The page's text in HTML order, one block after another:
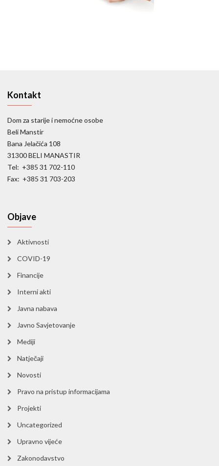
Kontakt
Dom za starije i nemoćne osobe
Beli Manstir
Bana Jelačića 108
31300 BELI MANASTIR
Tel: +385 31 702-110
Fax: +385 31 703-203
Objave
Aktivnosti
COVID-19
Financije
Interni akti
Javna nabava
Javno Savjetovanje
Mediji
Natječaji
Novosti
Pravo na pristup informacijama
Projekti
Uncategorized
Upravno vijeće
Zakonodavstvo